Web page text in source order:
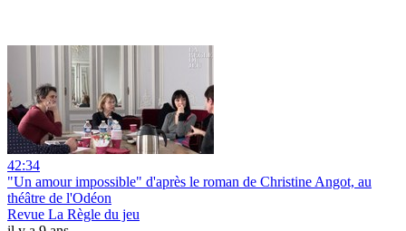
42:34
"Un amour impossible" d'après le roman de Christine Angot, au
théâtre de l'Odéon
Revue La Règle du jeu